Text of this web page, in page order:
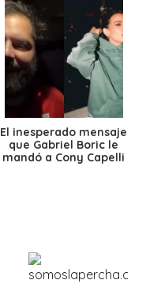
El inesperado mensaje
que Gabriel Boric le
mandó a Cony Capelli